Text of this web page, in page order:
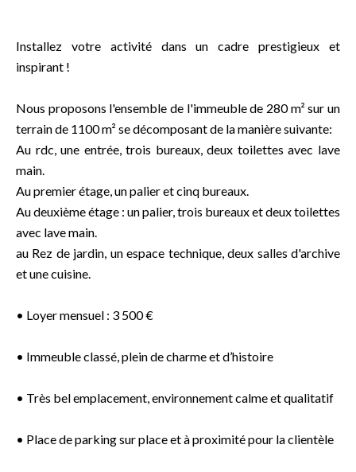
Installez votre activité dans un cadre prestigieux et
inspirant !
Nous proposons l'ensemble de l'immeuble de 280 m² sur un
terrain de 1100 m² se décomposant de la manière suivante:
Au rdc, une entrée, trois bureaux, deux toilettes avec lave
main.
Au premier étage, un palier et cinq bureaux.
Au deuxième étage : un palier, trois bureaux et deux toilettes
avec lave main.
au Rez de jardin, un espace technique, deux salles d'archive
et une cuisine.
• Loyer mensuel : 3 500 €
• Immeuble classé, plein de charme et d’histoire
• Très bel emplacement, environnement calme et qualitatif
• Place de parking sur place et à proximité pour la clientèle